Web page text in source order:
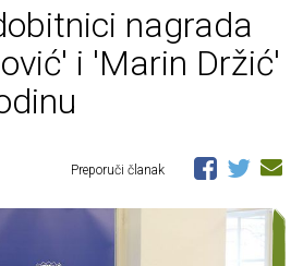
nagrada
i 'Marin Držić'
Preporuči članak